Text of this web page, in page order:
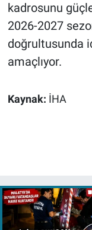
kadrosunu
2026-2027
doğrultusunda
amaçlıyor.
Kaynak: İHA